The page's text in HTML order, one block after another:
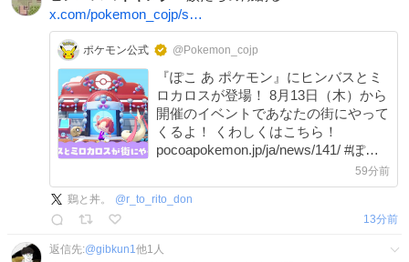
x.com/pokemon_cojp/s…
ポケモン公式 @Pokemon_cojp
『ぽこ あ ポケモン』にヒンバスとミ
ロカロスが登場！ 8月13日（木）から
開催のイベントであなたの街にやって
くるよ！ くわしくはこちら！
pocoapokemon.jp/ja/news/141/ #ぽこ
59分前
鷄と丼。 @r_to_rito_don
13分前
返信先:@gibkun1他1 人